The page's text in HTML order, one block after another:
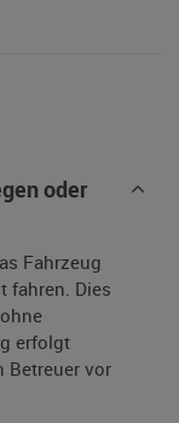
oder
Fahrzeug
fahren. Dies
erfolgt
Betreuer vor